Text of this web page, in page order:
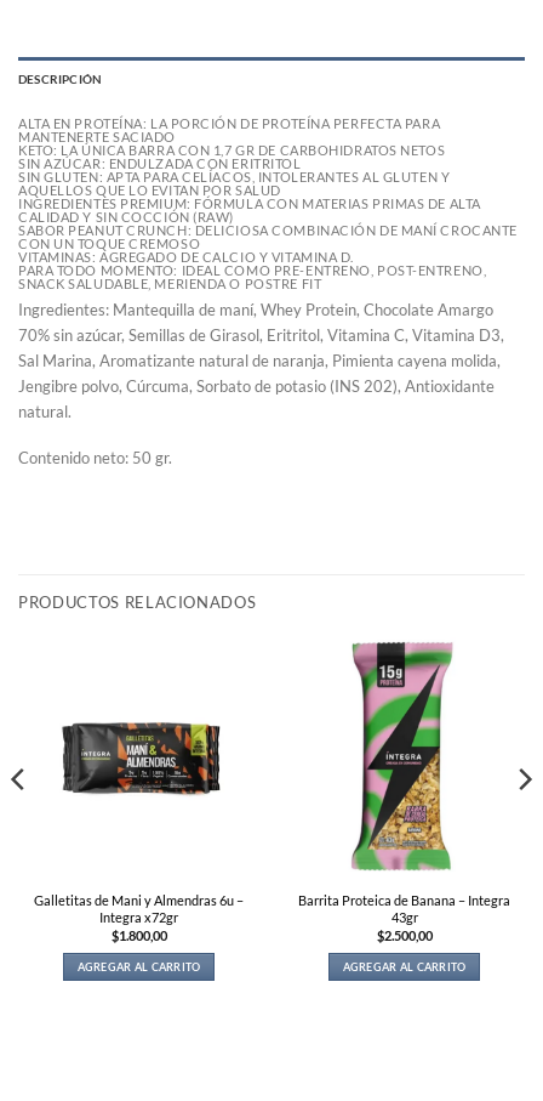
DESCRIPCIÓN
ALTA EN PROTEÍNA: LA PORCIÓN DE PROTEÍNA PERFECTA PARA
MANTENERTE SACIADO
KETO: LA ÚNICA BARRA CON 1,7 GR DE CARBOHIDRATOS NETOS
SIN AZÚCAR: ENDULZADA CON ERITRITOL
SIN GLUTEN: APTA PARA CELÍACOS, INTOLERANTES AL GLUTEN Y
AQUELLOS QUE LO EVITAN POR SALUD
INGREDIENTES PREMIUM: FÓRMULA CON MATERIAS PRIMAS DE ALTA
CALIDAD Y SIN COCCIÓN (RAW)
SABOR PEANUT CRUNCH: DELICIOSA COMBINACIÓN DE MANÍ CROCANTE
CON UN TOQUE CREMOSO
VITAMINAS: AGREGADO DE CALCIO Y VITAMINA D.
PARA TODO MOMENTO: IDEAL COMO PRE-ENTRENO, POST-ENTRENO,
SNACK SALUDABLE, MERIENDA O POSTRE FIT
Ingredientes: Mantequilla de maní, Whey Protein, Chocolate Amargo
70% sin azúcar, Semillas de Girasol, Eritritol, Vitamina C, Vitamina D3,
Sal Marina, Aromatizante natural de naranja, Pimienta cayena molida,
Jengibre polvo, Cúrcuma, Sorbato de potasio (INS 202), Antioxidante
natural.
Contenido neto: 50 gr.
PRODUCTOS RELACIONADOS
Galletitas de Mani y Almendras 6u –
Integra x72gr
$1.800,00
AGREGAR AL CARRITO
Barrita Proteica de Banana – Integra
43gr
$2.500,00
AGREGAR AL CARRITO